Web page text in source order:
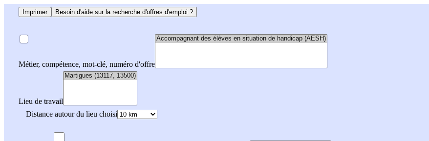
Imprimer Besoin d'aide sur la recherche d'offres d'emploi ?
Métier, compétence, mot-clé, numéro d'offre
Lieu de travail
Distance autour du lieu choisi